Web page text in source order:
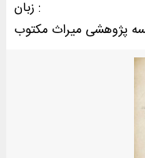
زبان :